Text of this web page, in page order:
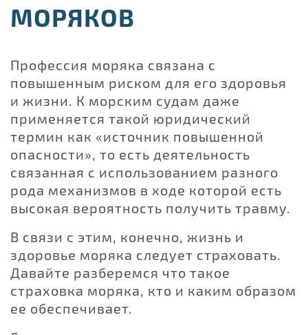
МОРЯКОВ
Профессия моряка связана с
повышенным риском для его здоровья
и жизни. К морским судам даже
применяется такой юридический
термин как «источник повышенной
опасности», то есть деятельность
связанная с использованием разного
рода механизмов в ходе которой есть
высокая вероятность получить травму.
В связи с этим, конечно, жизнь и
здоровье моряка следует страховать.
Давайте разберемся что такое
страховка моряка, кто и каким образом
ее обеспечивает.